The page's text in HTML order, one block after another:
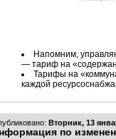
Напомним,
— тариф на
Тарифы на
каждой
Вторник, 13
по